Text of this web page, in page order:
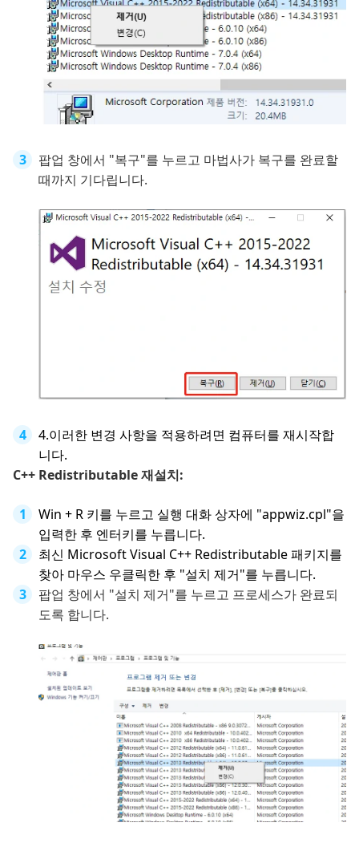
팝업 창에서 "복구"를 누르고 마법사가 복구를 완료할
때까지 기다립니다.
4.이러한 변경 사항을 적용하려면 컴퓨터를 재시작합
니다.
C++ Redistributable 재설치:
Win + R 키를 누르고 실행 대화 상자에 "appwiz.cpl"을
입력한 후 엔터키를 누릅니다.
최신 Microsoft Visual C++ Redistributable 패키지를
찾아 마우스 우클릭한 후 "설치 제거"를 누릅니다.
팝업 창에서 "설치 제거"를 누르고 프로세스가 완료되
도록 합니다.